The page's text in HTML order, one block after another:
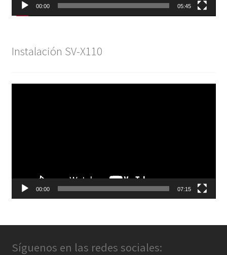
00:00 05:45
Instalación SV-X110
00:00 07:15
Síguenos en las redes sociales: